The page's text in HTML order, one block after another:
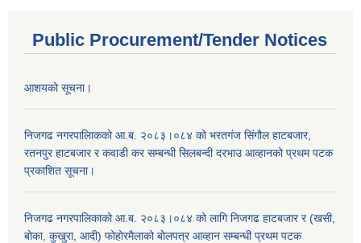
Public Procurement/Tender Notices
आशयको सूचना।
निजगढ नगरपालिाकको आ.ब. २०८३।०८४ को भरतगंज सिंगौल हाटबजार,
रतनपुर हाटबजार र कवाडी कर सम्बन्धी सिलबन्दी दरभाउ आव्हानको प्रथम पटक
प्रकाशित सूचना।
निजगढ नगरपालिकाको आ.ब. २०८३।०८४ को लागि निजगढ हाटबजार र (खसी,
बोका, कुखुरा, आदी) फोहोरमैलाको बोलपत्र आव्हान सम्बन्धी प्रथम पटक